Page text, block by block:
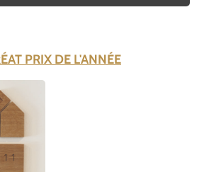
PRIX DE L'ANNÉE